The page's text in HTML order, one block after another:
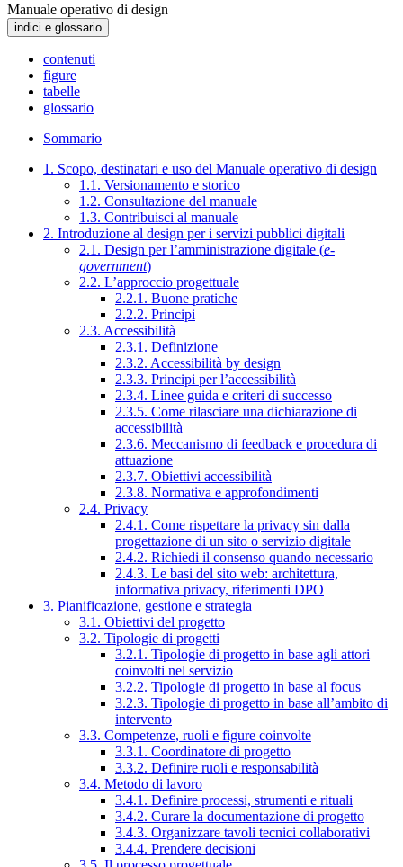
Manuale operativo di design
indici e glossario
contenuti
figure
tabelle
glossario
Sommario
1. Scopo, destinatari e uso del Manuale operativo di design
1.1. Versionamento e storico
1.2. Consultazione del manuale
1.3. Contribuisci al manuale
2. Introduzione al design per i servizi pubblici digitali
2.1. Design per l’amministrazione digitale (e-
government)
2.2. L’approccio progettuale
2.2.1. Buone pratiche
2.2.2. Principi
2.3. Accessibilità
2.3.1. Definizione
2.3.2. Accessibilità by design
2.3.3. Principi per l’accessibilità
2.3.4. Linee guida e criteri di successo
2.3.5. Come rilasciare una dichiarazione di
accessibilità
2.3.6. Meccanismo di feedback e procedura di
attuazione
2.3.7. Obiettivi accessibilità
2.3.8. Normativa e approfondimenti
2.4. Privacy
2.4.1. Come rispettare la privacy sin dalla
progettazione di un sito o servizio digitale
2.4.2. Richiedi il consenso quando necessario
2.4.3. Le basi del sito web: architettura,
informativa privacy, riferimenti DPO
3. Pianificazione, gestione e strategia
3.1. Obiettivi del progetto
3.2. Tipologie di progetti
3.2.1. Tipologie di progetto in base agli attori
coinvolti nel servizio
3.2.2. Tipologie di progetto in base al focus
3.2.3. Tipologie di progetto in base all’ambito di
intervento
3.3. Competenze, ruoli e figure coinvolte
3.3.1. Coordinatore di progetto
3.3.2. Definire ruoli e responsabilità
3.4. Metodo di lavoro
3.4.1. Definire processi, strumenti e rituali
3.4.2. Curare la documentazione di progetto
3.4.3. Organizzare tavoli tecnici collaborativi
3.4.4. Prendere decisioni